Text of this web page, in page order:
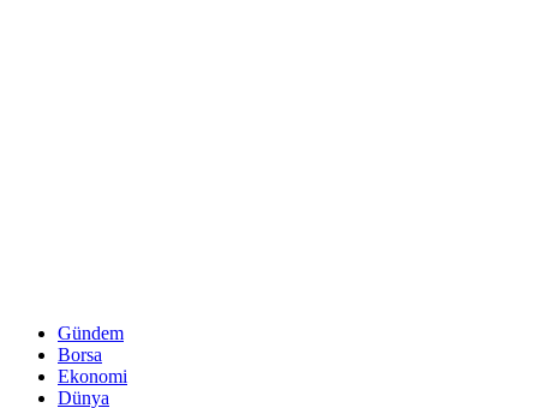
Gündem
Borsa
Ekonomi
Dünya